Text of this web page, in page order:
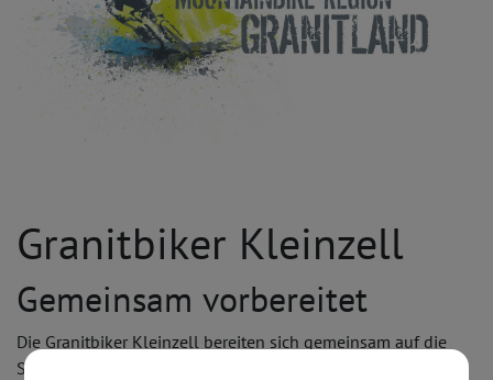
Granitbiker Kleinzell
Gemeinsam vorbereitet
Die Granitbiker Kleinzell bereiten sich gemeinsam auf die
Saison vor.